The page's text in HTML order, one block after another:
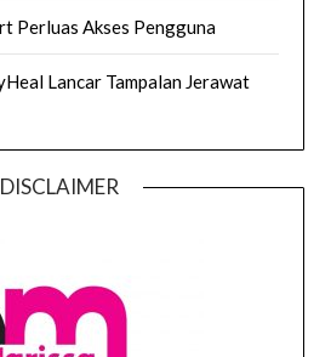
Perluas Akses Pengguna
Lancar Tampalan Jerawat
DISCLAIMER